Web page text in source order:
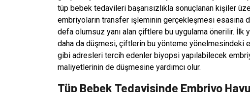
tüp bebek tedavileri başarısızlıkla sonuçlanan kişiler
embriyoların transfer işleminin gerçekleşmesi esasına
defa olumsuz yanı alan çiftlere bu uygulama önerilir.
daha da düşmesi, çiftlerin bu yönteme yönelmesindeki
gibi adresleri tercih edenler biyopsi yapılabilecek
maliyetlerinin de düşmesine yardımcı olur.
Tüp Bebek Tedavisinde Embriyo